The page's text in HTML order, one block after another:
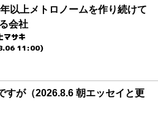
以上メトロノームを作り続けて
会社
マサキ
11:00)
すが（2026.8.6 朝エッセイと更